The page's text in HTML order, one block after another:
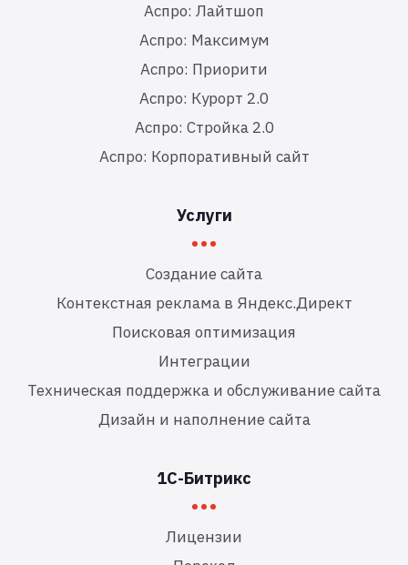
Аспро: Лайтшоп
Аспро: Максимум
Аспро: Приорити
Аспро: Курорт 2.0
Аспро: Стройка 2.0
Аспро: Корпоративный сайт
Услуги
Создание сайта
Контекстная реклама в Яндекс.Директ
Поисковая оптимизация
Интеграции
Техническая поддержка и обслуживание сайта
Дизайн и наполнение сайта
1С-Битрикс
Лицензии